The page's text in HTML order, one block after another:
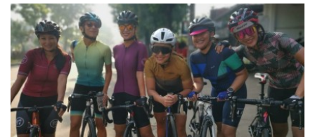
kebanggaan. Sebuah jati diri. Sebuah identitas. Untuk
sekelompok cyclist yang memilih nama Tenda Biru disingkat
Tendbir.